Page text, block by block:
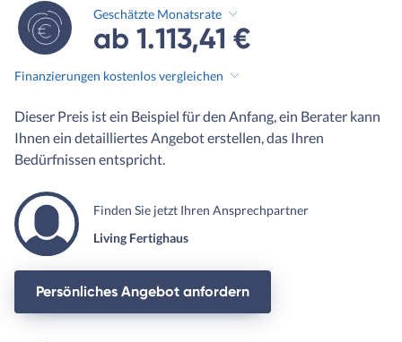
Geschätzte Monatsrate
ab 1.113,41 €
Finanzierungen kostenlos vergleichen
Dieser Preis ist ein Beispiel für den Anfang, ein Berater kann
Ihnen ein detailliertes Angebot erstellen, das Ihren
Bedürfnissen entspricht.
Finden Sie jetzt Ihren Ansprechpartner
Living Fertighaus
Persönliches Angebot anfordern